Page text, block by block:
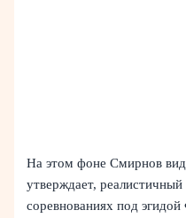
На этом фоне Смирнов
утверждает,
соревнованиях под